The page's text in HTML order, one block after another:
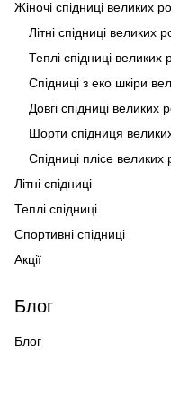
Жіночі спідниці великих
Літні спідниці великих
Теплі спідниці великих
Спідниці з еко шкіри
Довгі спідниці великих
Шорти спідниця
Спідниці плісе великих
Літні спідниці
Теплі спідниці
Спортивні спідниці
Акції
Блог
Блог